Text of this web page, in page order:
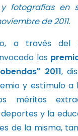
fotografías en
de 2011.
a través del
los
2011,
y estímulo a
méritos
y la
de la misma,